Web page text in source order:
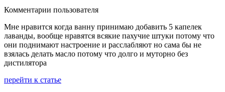
Комментарии пользователя
Мне нравится когда ванну принимаю добавить 5 капелек
лаванды, вообще нравятся всякие пахучие штуки потому что
они поднимают настроение и расслабляют но сама бы не
взялась делать масло потому что долго и муторно без
дистилятора
перейти к статье